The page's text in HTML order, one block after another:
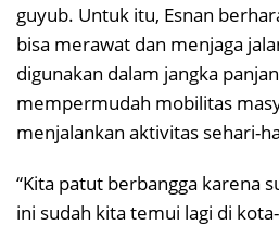
guyub. Untuk itu, Esnan
bisa merawat dan menjaga
digunakan dalam jangka
mempermudah mobilitas
menjalankan aktivitas sehari-
“Kita patut berbangga karena
ini sudah kita temui lagi di